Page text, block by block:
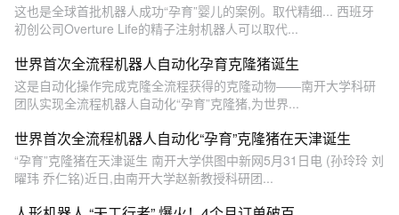
这也是全球首批机器人成功“孕育”婴儿的案例。取代精细... 西班牙
初创公司Overture Life的精子注射机器人可以取代...
世界首次全流程机器人自动化孕育克隆猪诞生
这是自动化操作完成克隆全流程获得的克隆动物——南开大学科研
团队实现全流程机器人自动化“孕育”克隆猪,为世界...
世界首次全流程机器人自动化“孕育”克隆猪在天津诞生
“孕育”克隆猪在天津诞生 南开大学供图中新网5月31日电 (孙玲玲 刘
曜玮 乔仁铭)近日,由南开大学赵新教授科研团...